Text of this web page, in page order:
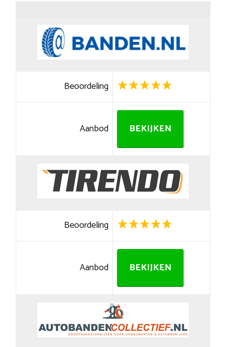
Beoordeling
Aanbod BEKIJKEN
Beoordeling
Aanbod BEKIJKEN